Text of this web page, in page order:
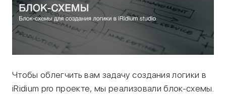
Чтобы облегчить вам задачу создания логики в
iRidium pro проекте, мы реализовали блок-схемы.